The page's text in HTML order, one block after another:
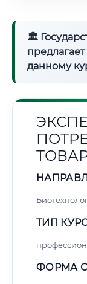
🏛
данному
ТИП
ФОРМА